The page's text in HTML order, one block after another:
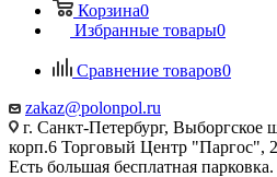
Корзина0
Избранные товары0
Сравнение товаров0
zakaz@polonpol.ru
г. Санкт-Петербург, Выборгское
корп.6 Торговый Центр "Паргос",
Есть большая бесплатная парковка.